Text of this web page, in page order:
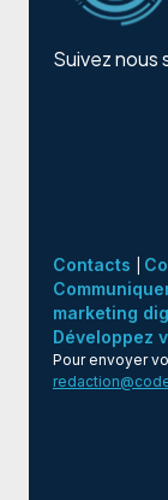
Suivez nous
Contacts
marketing
Développez
Pour envoyer